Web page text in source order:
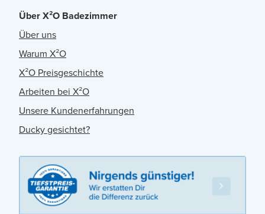
Über X²O Badezimmer
Über uns
Warum X²O
X²O Preisgeschichte
Arbeiten bei X²O
Unsere Kundenerfahrungen
Ducky gesichtet?